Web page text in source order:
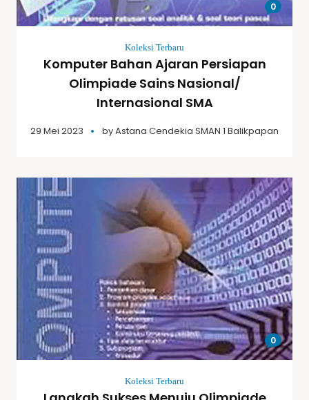
0
Koleksi Terbaru
Komputer Bahan Ajaran Persiapan
Olimpiade Sains Nasional/
Internasional SMA
29 Mei 2023 byAstana Cendekia SMAN 1 Balikpapan
0
Koleksi Terbaru